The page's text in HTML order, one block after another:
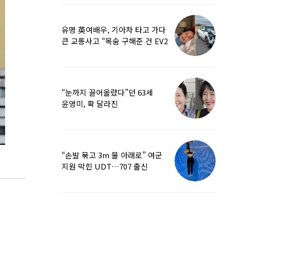
유명 英여배우, 기아차 타고 가다
큰 교통사고 “목숨 구해준 건 EV2
“눈까지 끌어올렸다”던 63세
윤영미, 확 달라진
“손발 묶고 3m 물 아래로” 여군
지원 막힌 UDT…707 출신